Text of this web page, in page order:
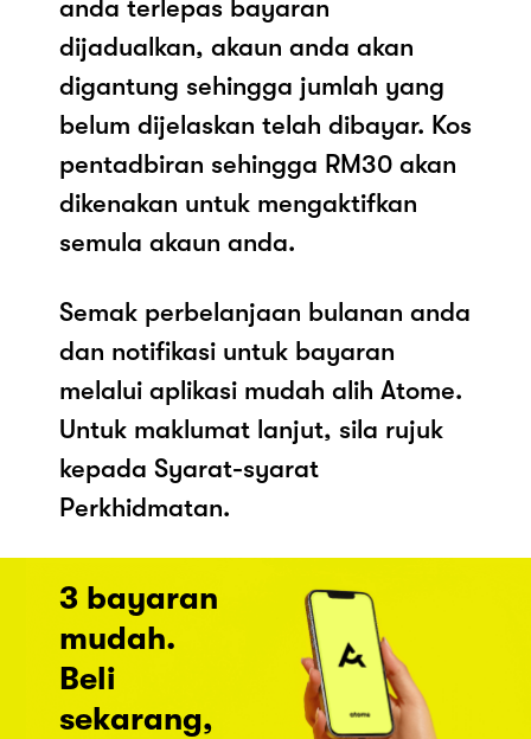
anda terlepas bayaran
dijadualkan, akaun anda akan
digantung sehingga jumlah yang
belum dijelaskan telah dibayar. Kos
pentadbiran sehingga RM30 akan
dikenakan untuk mengaktifkan
semula akaun anda.
Semak perbelanjaan bulanan anda
dan notifikasi untuk bayaran
melalui aplikasi mudah alih Atome.
Untuk maklumat lanjut, sila rujuk
kepada Syarat-syarat
Perkhidmatan.
3 bayaran
mudah.
Beli
sekarang,